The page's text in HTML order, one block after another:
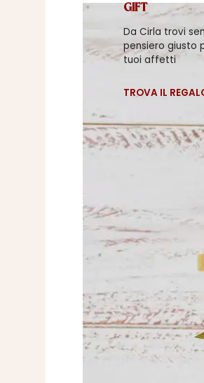
GIFT
Da Cirla trovi
pensiero giusto
tuoi affetti
TROVA IL